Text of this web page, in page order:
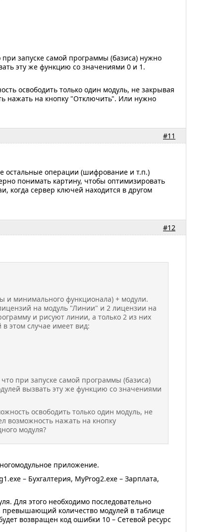
запуске самой программы (базиса) нужно
эту же функцию со значениями 0 и 1.
освободить только один модуль, не закрывая
нажать на кнопку "Отключить". Или нужно
#11
остальные операции (шифрование и т.п.)
понимать картину, чтобы оптимизировать
когда сервер ключей находится в другом
#12
и минимального функционала) + модули.
на модуль "Линии" и 2 лицензии на
и рисуют линии, а только 2 из них
этом случае имеет вид:
при запуске самой программы (базиса)
вызвать эту же функцию со значениями
освободить только один модуль, не
возможность нажать на кнопку
модуля?
приложение.
– Бухгалтерия, MyProg2.exe – Зарплата,
Для этого необходимо последовательно
превышающий количество модулей в таблице
возвращен код ошибки 10 – Сетевой ресурс